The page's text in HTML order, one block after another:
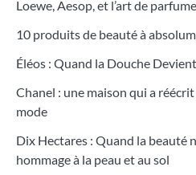
Loewe, Aesop, et l’art de
10 produits de beauté à
Éléos : Quand la Douche
Chanel : une maison qui a
mode
Dix Hectares : Quand la beauté
hommage à la peau et au sol